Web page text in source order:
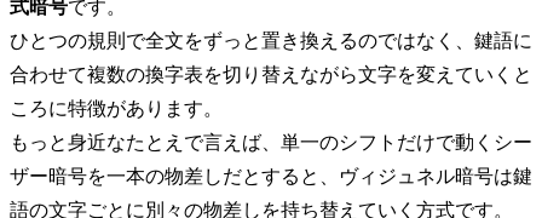
式暗号です。
ひとつの規則で全文をずっと置き換えるのではなく、鍵語に
合わせて複数の換字表を切り替えながら文字を変えていくと
ころに特徴があります。
もっと身近なたとえで言えば、単一のシフトだけで動くシー
ザー暗号を一本の物差しだとすると、ヴィジュネル暗号は鍵
語の文字ごとに別々の物差しを持ち替えていく方式です。